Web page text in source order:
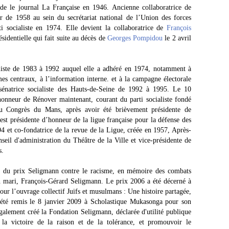
le journal La Française en 1946. Ancienne collaboratrice de
1958 au sein du secrétariat national de l’Union des forces
socialiste en 1974. Elle devient la collaboratrice de François
qui fait suite au décès de Georges Pompidou le 2 avril
de 1983 à 1992 auquel elle a adhéré en 1974, notamment à
centraux, à l’information interne. et à la campagne électorale
socialiste des Hauts-de-Seine de 1992 à 1995. Le 10
de Rénover maintenant, courant du parti socialiste fondé
du Mans, après avoir été brièvement présidente de
présidente d’honneur de la ligue française pour la défense des
et co-fondatrice de la revue de la Ligue, créée en 1957, Après-
d'administration du Théâtre de la Ville et vice-présidente de
prix Seligmann contre le racisme, en mémoire des combats
mari, François-Gérard Seligmann. Le prix 2006 a été décerné à
l’ouvrage collectif Juifs et musulmans : Une histoire partagée,
remis le 8 janvier 2009 à Scholastique Mukasonga pour son
créé la Fondation Seligmann, déclarée d'utilité publique
victoire de la raison et de la tolérance, et promouvoir le